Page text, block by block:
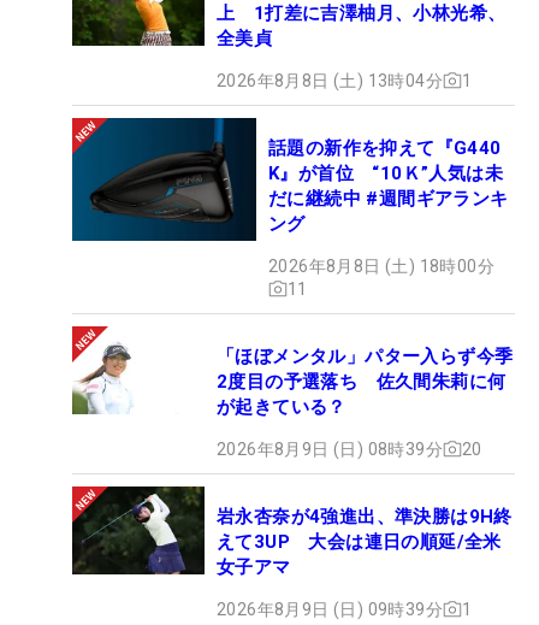
上 1打差に吉澤柚月、小林光希、
全美貞
2026年8月8日 (土) 13時04分 1
話題の新作を抑えて『G440
K』が首位 “10Ｋ”人気は未
だに継続中 #週間ギアランキ
ング
2026年8月8日 (土) 18時00分
11
「ほぼメンタル」パター入らず今季
2度目の予選落ち 佐久間朱莉に何
が起きている？
2026年8月9日 (日) 08時39分 20
岩永杏奈が4強進出、準決勝は9H終
えて3UP 大会は連日の順延/全米
女子アマ
2026年8月9日 (日) 09時39分 1